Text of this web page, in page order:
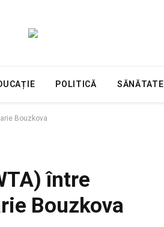
POLITICĂ SĂNĂTATE
Bouzkova
între
Bouzkova